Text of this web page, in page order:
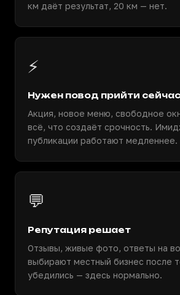
км даёт результат, 20 км — нет.
⚡
Нужен повод прийти сейчас
Акция, новое меню, свободное
всё, что создаёт срочность.
публикации работают медленнее.
💬
Репутация решает
Отзывы, живые фото, ответы на
выбирают местный бизнес после
убедились — здесь нормально.